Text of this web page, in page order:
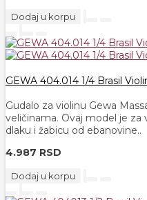
Dodaj u korpu
GEWA 404.014 1/4 Brasil
Gudalo za violinu Gewa
veličinama. Ovaj model je za
dlaku i žabicu od ebanovine..
4.987 RSD
Dodaj u korpu